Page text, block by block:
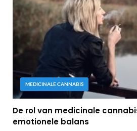
MEDICINALE CANNABIS
De rol van medicinale
emotionele balans